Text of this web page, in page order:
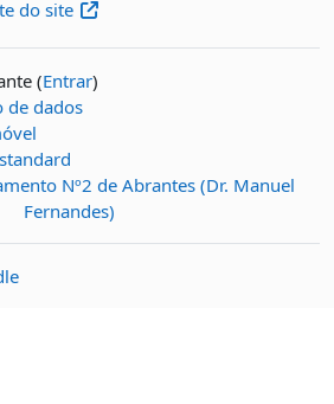
do site
(Entrar)
de dados
Nº2 de Abrantes (Dr. Manuel
Fernandes)